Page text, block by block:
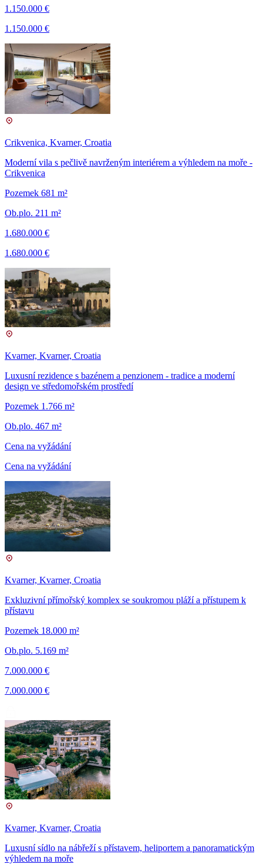
1.150.000 €
1.150.000 €
Crikvenica, Kvarner, Croatia
Moderní vila s pečlivě navrženým interiérem a výhledem na moře -
Crikvenica
Pozemek 681 m²
Ob.plo. 211 m²
1.680.000 €
1.680.000 €
Kvarner, Kvarner, Croatia
Luxusní rezidence s bazénem a penzionem - tradice a moderní
design ve středomořském prostředí
Pozemek 1.766 m²
Ob.plo. 467 m²
Cena na vyžádání
Cena na vyžádání
Kvarner, Kvarner, Croatia
Exkluzivní přímořský komplex se soukromou pláží a přístupem k
přístavu
Pozemek 18.000 m²
Ob.plo. 5.169 m²
7.000.000 €
7.000.000 €
Kvarner, Kvarner, Croatia
Luxusní sídlo na nábřeží s přístavem, heliportem a panoramatickým
výhledem na moře